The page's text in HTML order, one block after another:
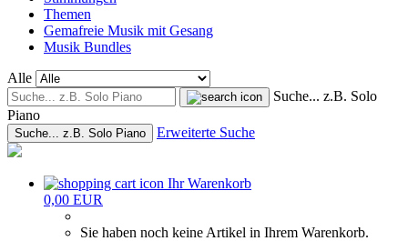
Themen
Gemafreie Musik mit Gesang
Musik Bundles
Alle
Suche... z.B. Solo
Piano
Suche... z.B. Solo Piano Erweiterte Suche
Ihr Warenkorb
0,00 EUR
Sie haben noch keine Artikel in Ihrem Warenkorb.